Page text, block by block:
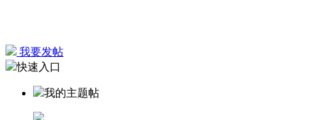
我要发帖
快速入口
我的主题帖